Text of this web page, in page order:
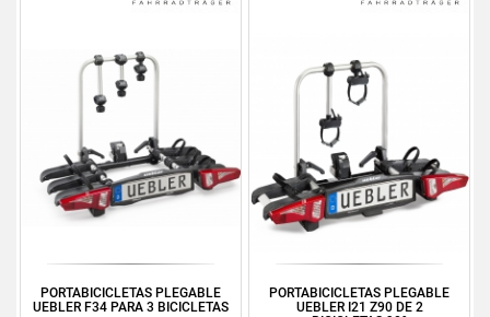
PORTABICICLETAS PLEGABLE
UEBLER F34 PARA 3 BICICLETAS
PORTABICICLETAS PLEGABLE
UEBLER I21 Z90 DE 2